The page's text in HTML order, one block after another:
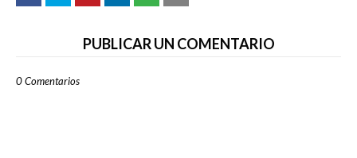
PUBLICAR UN COMENTARIO
0 Comentarios